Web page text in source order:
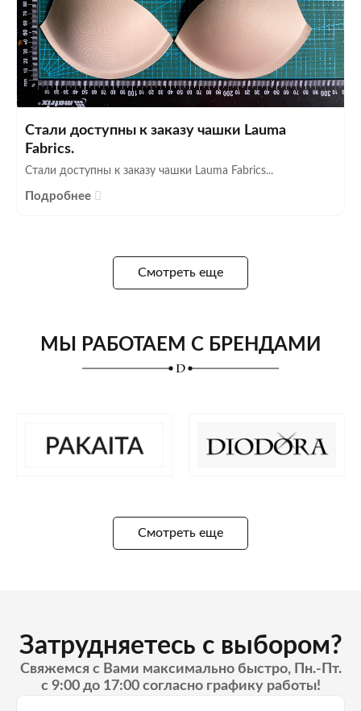
Стали доступны к заказу чашки Lauma
Fabrics.
Стали доступны к заказу чашки Lauma Fabrics...
Подробнее
Смотреть еще
МЫ РАБОТАЕМ С БРЕНДАМИ
Смотреть еще
Затрудняетесь с выбором?
Свяжемся с Вами максимально быстро, Пн.-Пт.
с 9:00 до 17:00 согласно графику работы!